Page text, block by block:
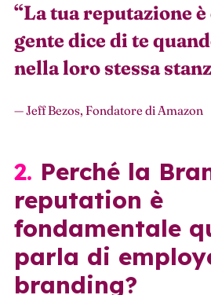
“La tua reputazione è
gente dice di te
nella loro stessa
— Jeff Bezos, Fondatore di Amazon
Perché la
reputation è
fondamentale
parla di
branding?